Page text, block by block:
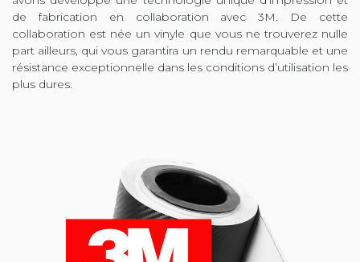
de fabrication en collaboration avec 3M. De cette
collaboration est née un vinyle que vous ne trouverez nulle
part ailleurs, qui vous garantira un rendu remarquable et une
résistance exceptionnelle dans les conditions d’utilisation les
plus dures.